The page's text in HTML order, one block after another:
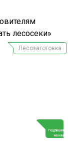
лесосеки»
Лесозаготовка
Подпишитесь
на наш